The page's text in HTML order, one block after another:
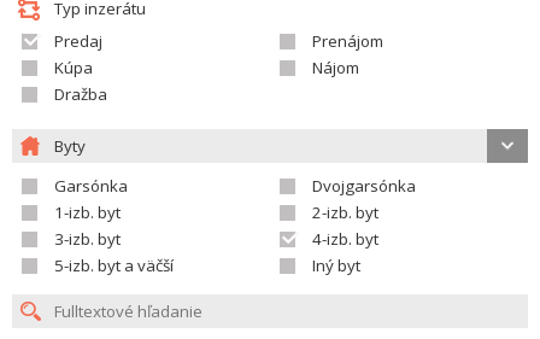
Typ inzerátu
Predaj
Prenájom
Kúpa
Nájom
Dražba
Byty
Garsónka
Dvojgarsónka
1-izb. byt
2-izb. byt
3-izb. byt
4-izb. byt
5-izb. byt a väčší
Iný byt